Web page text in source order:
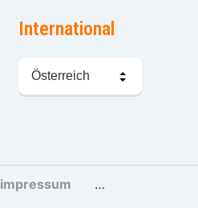
International
Sprache
wählen
impressum cookies und